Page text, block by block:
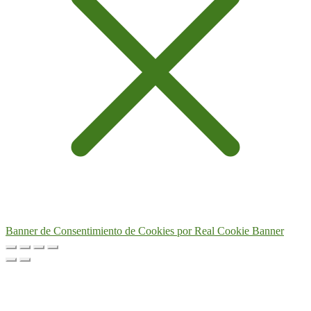
Banner de Consentimiento de Cookies por Real Cookie Banner